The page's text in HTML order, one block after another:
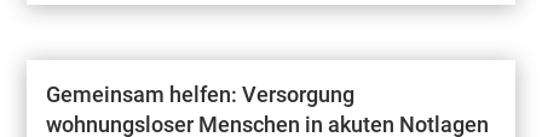
Gemeinsam helfen: Versorgung
wohnungsloser Menschen in akuten Notlagen